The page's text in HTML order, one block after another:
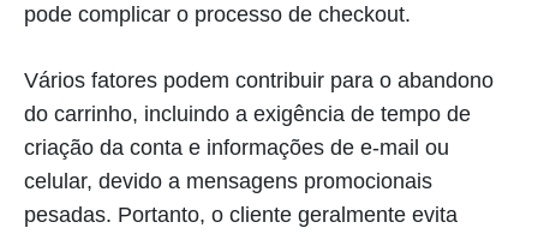
pode complicar o processo de checkout.
Vários fatores podem contribuir para o abandono
do carrinho, incluindo a exigência de tempo de
criação da conta e informações de e-mail ou
celular, devido a mensagens promocionais
pesadas. Portanto, o cliente geralmente evita